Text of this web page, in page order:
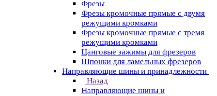
Фрезы
Фрезы кромочные прямые с двумя
режущими кромками
Фрезы кромочные прямые с тремя
режущими кромками
Цанговые зажимы для фрезеров
Шпонки для ламельных фрезеров
Направляющие шины и принадлежности
Назад
Направляющие шины и